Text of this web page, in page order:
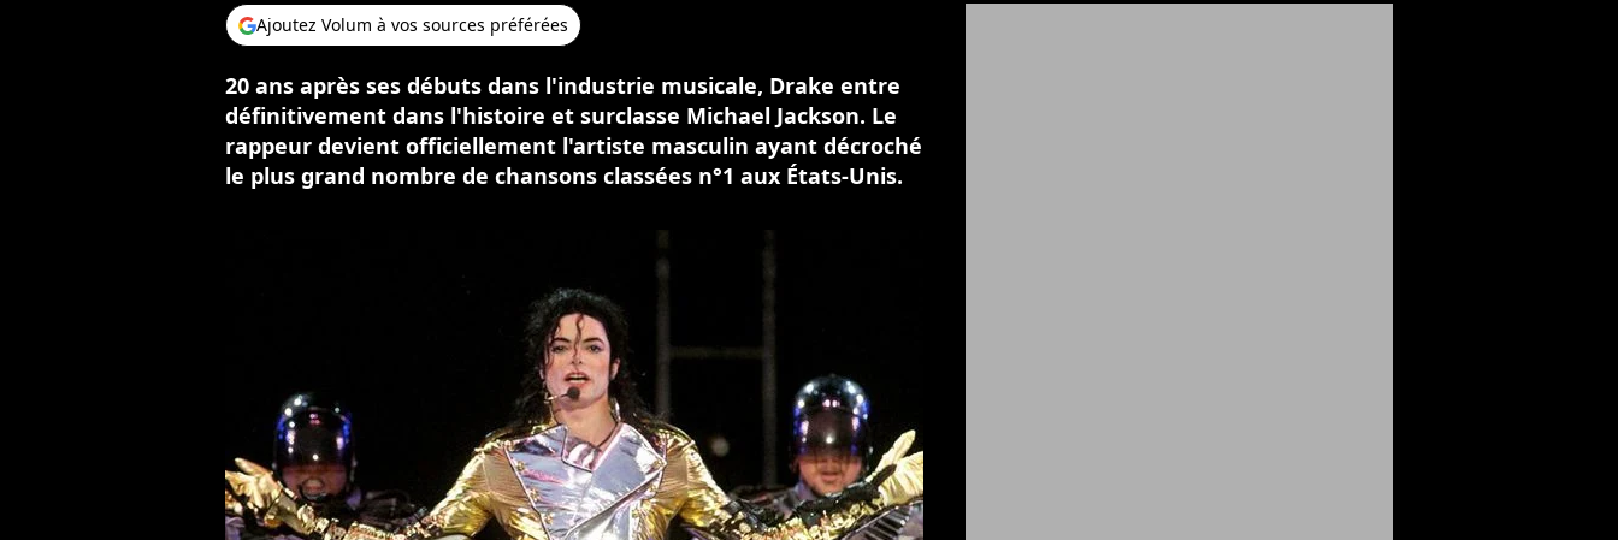
Ajoutez Volum à vos sources préférées
20 ans après ses débuts dans l'industrie musicale, Drake entre
définitivement dans l'histoire et surclasse Michael Jackson. Le
rappeur devient officiellement l'artiste masculin ayant décroché
le plus grand nombre de chansons classées n°1 aux États-Unis.